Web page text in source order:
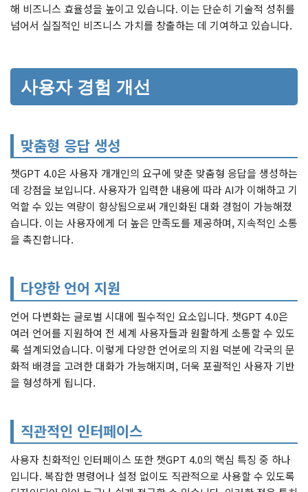
해 비즈니스 효율성을 높이고 있습니다. 이는 단순히 기술적 성취를
넘어서 실질적인 비즈니스 가치를 창출하는 데 기여하고 있습니다.
사용자 경험 개선
맞춤형 응답 생성
챗GPT 4.0은 사용자 개개인의 요구에 맞춘 맞춤형 응답을 생성하는
데 강점을 보입니다. 사용자가 입력한 내용에 따라 AI가 이해하고 기
억할 수 있는 역량이 향상됨으로써 개인화된 대화 경험이 가능해졌
습니다. 이는 사용자에게 더 높은 만족도를 제공하며, 지속적인 소통
을 촉진합니다.
다양한 언어 지원
언어 다변화는 글로벌 시대에 필수적인 요소입니다. 챗GPT 4.0은
여러 언어를 지원하여 전 세계 사용자들과 원활하게 소통할 수 있도
록 설계되었습니다. 이렇게 다양한 언어로의 지원 덕분에 각국의 문
화적 배경을 고려한 대화가 가능해지며, 더욱 포괄적인 사용자 기반
을 형성하게 됩니다.
직관적인 인터페이스
사용자 친화적인 인터페이스 또한 챗GPT 4.0의 핵심 특징 중 하나
입니다. 복잡한 명령어나 설정 없이도 직관적으로 사용할 수 있도록